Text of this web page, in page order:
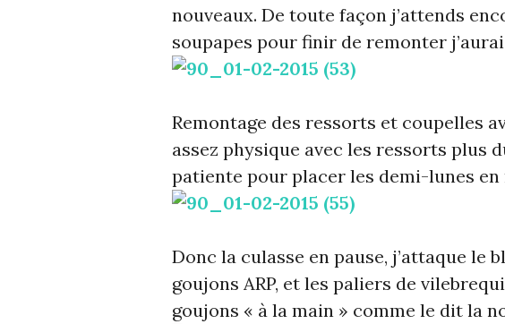
nouveaux. De toute façon j’attends
soupapes pour finir de remonter
Remontage des ressorts et coupelles
assez physique avec les ressorts plus
patiente pour placer les demi-lunes en
Donc la culasse en pause, j’attaque le
goujons ARP, et les paliers de
goujons « à la main » comme le dit la